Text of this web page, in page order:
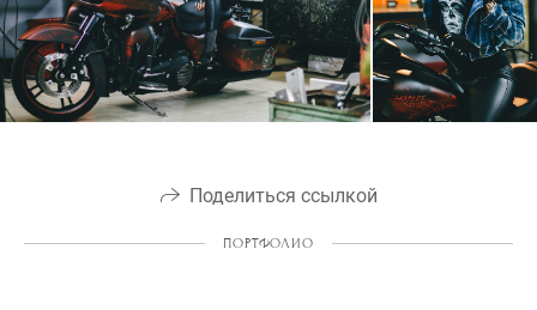
Поделиться ссылкой
ПОРТФОЛИО